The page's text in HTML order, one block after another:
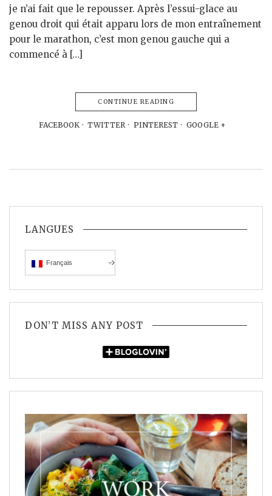
je n’ai fait que le repousser. Après l’essui-glace au
genou droit qui était apparu lors de mon entraînement
pour le marathon, c’est mon genou gauche qui a
commencé à […]
CONTINUE READING
FACEBOOK TWITTER PINTEREST GOOGLE +
LANGUES
Français
DON’T MISS ANY POST